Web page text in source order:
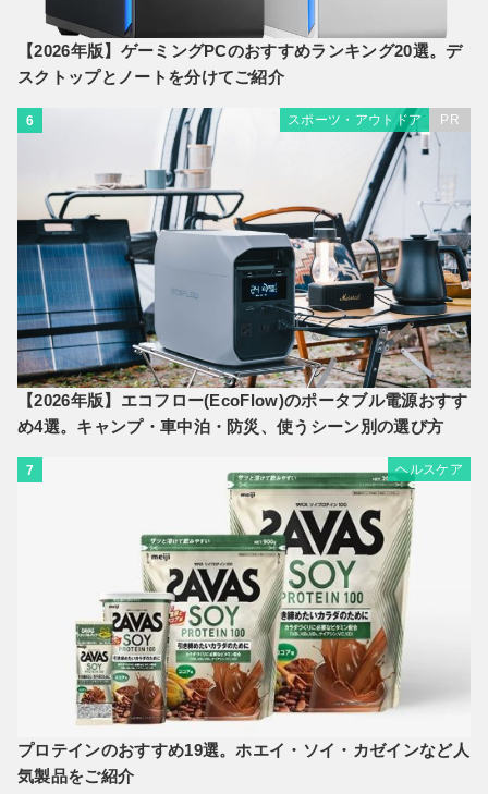
【2026年版】ゲーミングPCのおすすめランキング20選。デ
スクトップとノートを分けてご紹介
6 スポーツ・アウトドア PR
【2026年版】エコフロー(EcoFlow)のポータブル電源おすす
め4選。キャンプ・車中泊・防災、使うシーン別の選び方
7 ヘルスケア
プロテインのおすすめ19選。ホエイ・ソイ・カゼインなど人
気製品をご紹介